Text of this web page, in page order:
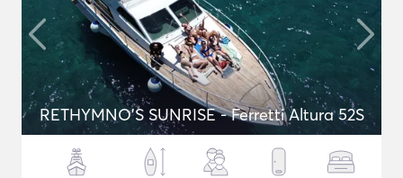
RETHYMNO'S SUNRISE - Ferretti Altura 52S